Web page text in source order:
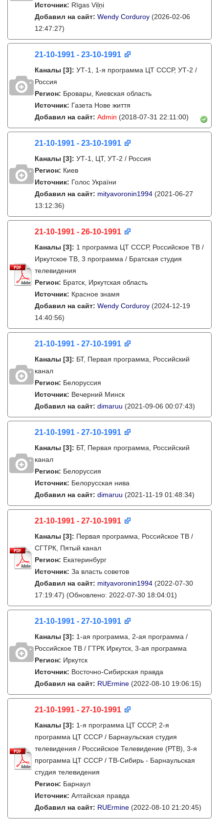
Источник: Rīgas Viļņi
Добавил на сайт: Wendy Corduroy (2026-02-06
12:47:27)
21-10-1991 - 23-10-1991
Каналы [3]: УТ-1, 1-я программа ЦТ СССР, УТ-2 /
Россия
Регион: Бровары, Киевская область
Источник: Газета Нове життя
Добавил на сайт: Admin (2018-07-31 22:11:00)
21-10-1991 - 23-10-1991
Каналы [3]: УТ-1, ЦТ, УТ-2 / Россия
Регион: Киев
Источник: Голос України
Добавил на сайт: mityavoronin1994 (2021-06-27
13:12:36)
21-10-1991 - 26-10-1991
Каналы [3]: 1 программа ЦТ СССР, Российское ТВ /
Иркутское ТВ, 3 программа / Братская студия
телевидения
Регион: Братск, Иркутская область
Источник: Красное знамя
Добавил на сайт: Wendy Corduroy (2024-12-19
14:40:56)
21-10-1991 - 27-10-1991
Каналы [3]: БТ, Первая программа, Российский
канал
Регион: Белоруссия
Источник: Вечерний Минск
Добавил на сайт: dimaruu (2021-09-06 00:07:43)
21-10-1991 - 27-10-1991
Каналы [3]: БТ, Первая программа, Российский
канал
Регион: Белоруссия
Источник: Белорусская нива
Добавил на сайт: dimaruu (2021-11-19 01:48:34)
21-10-1991 - 27-10-1991
Каналы [3]: Первая программа, Российское ТВ /
СГТРК, Пятый канал
Регион: Екатеринбург
Источник: За власть советов
Добавил на сайт: mityavoronin1994 (2022-07-30
17:19:47) (Обновлено: 2022-07-30 18:04:01)
21-10-1991 - 27-10-1991
Каналы [3]: 1-ая программа, 2-ая программа /
Российское ТВ / ГТРК Иркутск, 3-ая программа
Регион: Иркутск
Источник: Восточно-Сибирская правда
Добавил на сайт: RUErmine (2022-08-10 19:06:15)
21-10-1991 - 27-10-1991
Каналы [3]: 1-я программа ЦТ СССР, 2-я
программа ЦТ СССР / Барнаульская студия
телевидения / Российское Телевидение (РТВ), 3-я
программа ЦТ СССР / ТВ-Сибирь - Барнаульская
студия телевидения
Регион: Барнаул
Источник: Алтайская правда
Добавил на сайт: RUErmine (2022-08-10 21:20:45)